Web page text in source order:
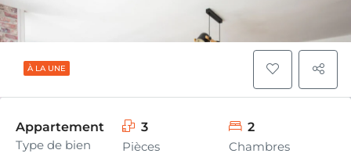
À LA UNE
Appartement
Type de bien
3
Pièces
2
Chambres